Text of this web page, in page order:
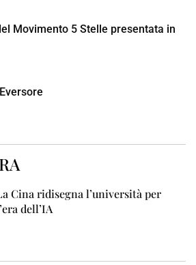
Movimento 5 Stelle presentata in
Cina ridisegna l’università per
dell’IA